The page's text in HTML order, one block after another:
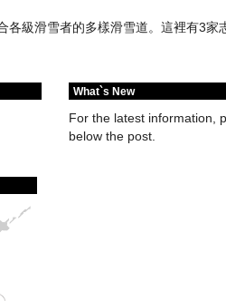
級滑雪者的多樣滑雪道。這裡有3家
What`s New
For the latest information,
below the post.